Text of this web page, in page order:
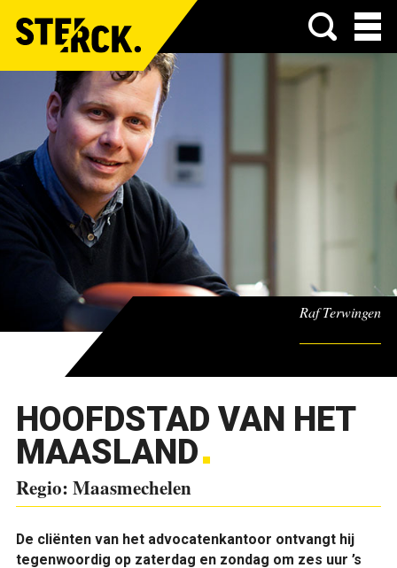
Menu
Raf Terwingen
HOOFDSTAD VAN HET
MAASLAND
Regio: Maasmechelen
De cliënten van het advocatenkantoor ontvangt hij
tegenwoordig op zaterdag en zondag om zes uur ’s